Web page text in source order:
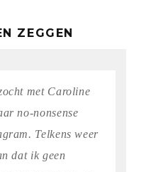
ZEGGEN
met Caroline
no-nonsense
Telkens weer
dat ik geen